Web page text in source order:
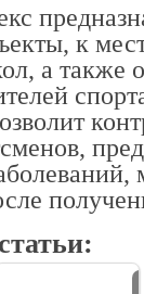
к
а также
ГАЗ» на